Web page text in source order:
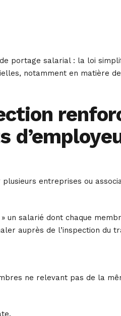
portage salarial : la loi
notamment en matière
entreprises ou
salarié dont chaque
auprès de l’inspection du
ne relevant pas de la